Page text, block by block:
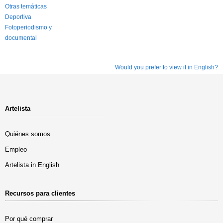
Otras temáticas
Deportiva
Fotoperiodismo y
documental
Would you prefer to view it in English?
Artelista
Quiénes somos
Empleo
Artelista in English
Recursos para clientes
Por qué comprar